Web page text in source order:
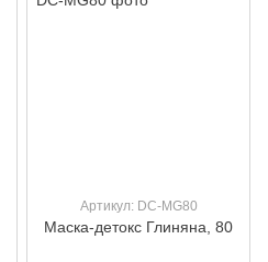
Артикул: DC-MG80
Маска-детокс Глиняна, 80